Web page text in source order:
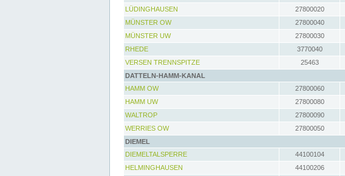
LÜDINGHAUSEN
27800020
MÜNSTER OW
27800040
MÜNSTER UW
27800030
RHEDE
3770040
VERSEN TRENNSPITZE
25463
DATTELN-HAMM-KANAL
HAMM OW
27800060
HAMM UW
27800080
WALTROP
27800090
WERRIES OW
27800050
DIEMEL
DIEMELTALSPERRE
44100104
HELMINGHAUSEN
44100206